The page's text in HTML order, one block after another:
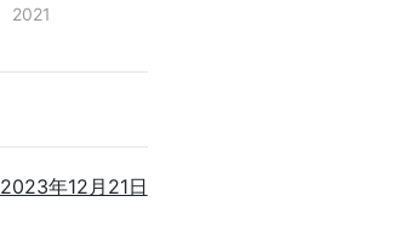
2021
2023年12月21日